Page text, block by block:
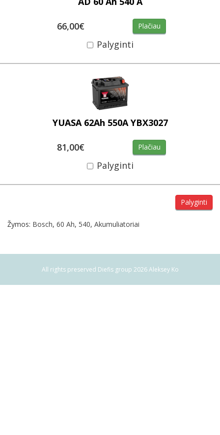
66,00€ Plačiau
Palyginti
YUASA 62Ah 550A YBX3027
81,00€ Plačiau
Palyginti
Palyginti
Žymos: Bosch, 60 Ah, 540, Akumuliatoriai
All rights preserved Diefis group 2026 Aleksey Ko